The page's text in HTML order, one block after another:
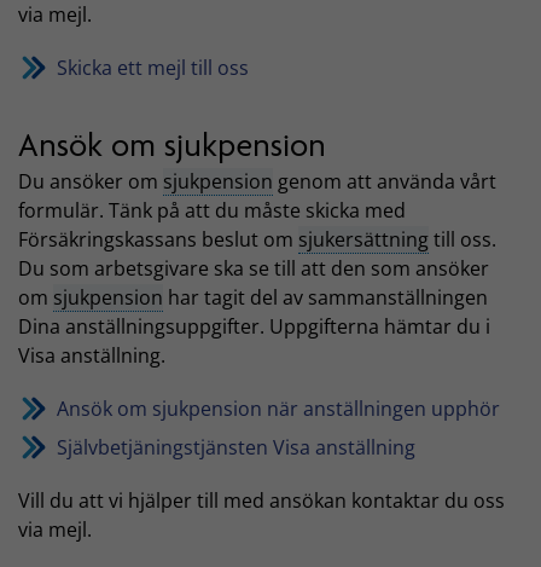
via mejl.
Skicka ett mejl till oss
Ansök om sjukpension
Du ansöker om sjukpension genom att använda vårt
formulär. Tänk på att du måste skicka med
Försäkringskassans beslut om sjukersättningtill oss.
Du som arbetsgivare ska se till att den som ansöker
om sjukpension har tagit del av sammanställningen
Dina anställningsuppgifter. Uppgifterna hämtar du i
Visa anställning.
Ansök om sjukpension när anställningen upphör
Självbetjäningstjänsten Visa anställning
Vill du att vi hjälper till med ansökan kontaktar du oss
via mejl.